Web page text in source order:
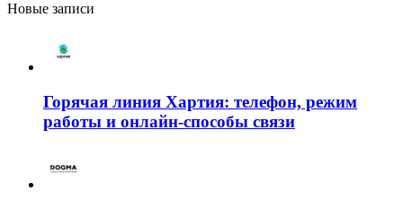
Новые записи
Горячая линия Хартия: телефон, режим
работы и онлайн-способы связи